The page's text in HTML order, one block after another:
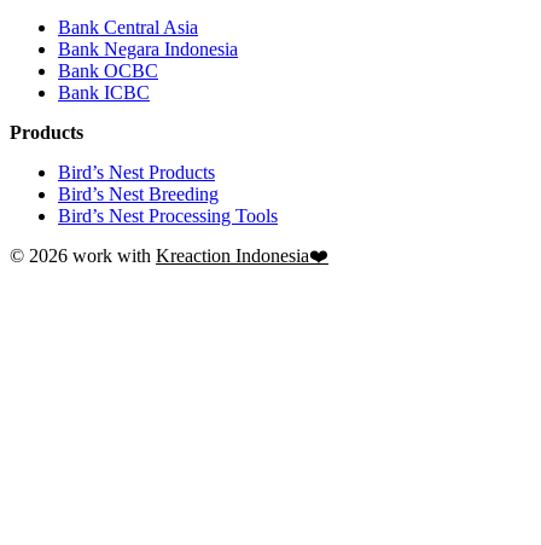
Bank Central Asia
Bank Negara Indonesia
Bank OCBC
Bank ICBC
Products
Bird’s Nest Products
Bird’s Nest Breeding
Bird’s Nest Processing Tools
© 2026 work with Kreaction Indonesia❤️